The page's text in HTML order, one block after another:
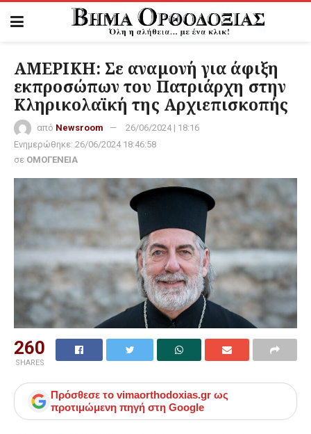
ΑΜΕΡΙΚΗ: Σε αναμονή για άφιξη
εκπροσώπων του Πατριάρχη στην
Κληρικολαϊκή της Αρχιεπισκοπής
από Newsroom
26/06/2024 | 18:16
Ενημερώθηκε: 26/06/2024 18:46:58
σε ΟΜΟΓΕΝΕΙΑ
260
SHARES
Πρόσθεσε το vimaorthodoxias.gr ως
προτιμώμενη πηγή στη Google